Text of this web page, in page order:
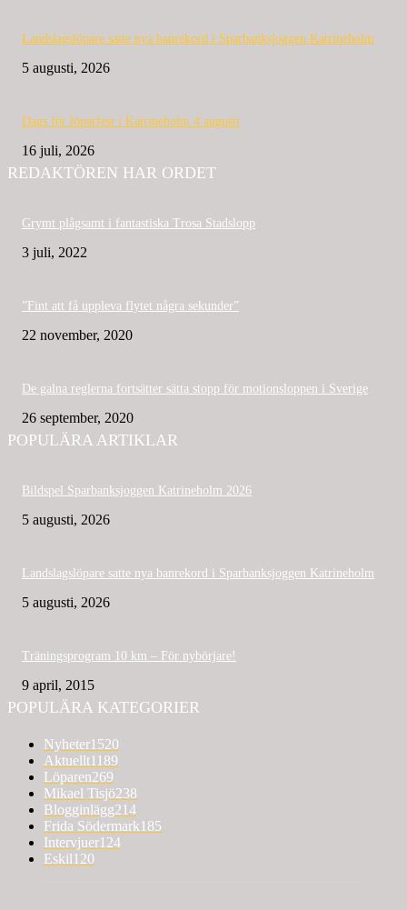
Landslagslöpare satte nya banrekord i Sparbanksjoggen Katrineholm
5 augusti, 2026
Dags för löparfest i Katrineholm 4 augusti
16 juli, 2026
REDAKTÖREN HAR ORDET
Grymt plågsamt i fantastiska Trosa Stadslopp
3 juli, 2022
”Fint att få uppleva flytet några sekunder”
22 november, 2020
De galna reglerna fortsätter sätta stopp för motionsloppen i Sverige
26 september, 2020
POPULÄRA ARTIKLAR
Bildspel Sparbanksjoggen Katrineholm 2026
5 augusti, 2026
Landslagslöpare satte nya banrekord i Sparbanksjoggen Katrineholm
5 augusti, 2026
Träningsprogram 10 km – För nybörjare!
9 april, 2015
POPULÄRA KATEGORIER
Nyheter1520
Aktuellt1189
Löparen269
Mikael Tisjö238
Blogginlägg214
Frida Södermark185
Intervjuer124
Eskil120